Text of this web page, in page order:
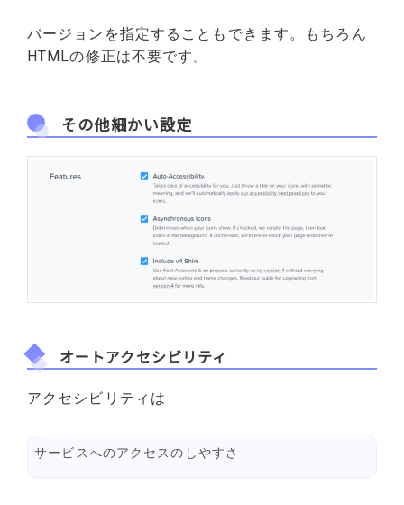
バージョンを指定することもできます。もちろん
HTMLの修正は不要です。
その他細かい設定
オートアクセシビリティ
アクセシビリティは
サービスへのアクセスのしやすさ